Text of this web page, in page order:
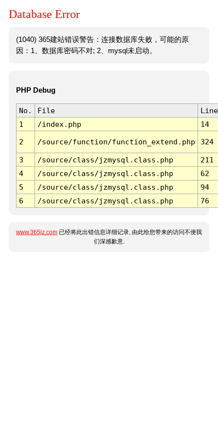
Database Error
(1040) 365建站错误警告：连接数据库失败，可能的原
因：1、数据库密码不对; 2、mysql未启动。
PHP Debug
No. File
Line
1
/index.php 14
2 /source/function/function_extend.php 324
3 /source/class/jzmysql.class.php
211
4
/source/class/jzmysql.class.php
62
5
/source/class/jzmysql.class.php
94
6
/source/class/jzmysql.class.php 76
www.365jz.com 已经将此出错信息详细记录, 由此给您带来的访问不便我
们深感歉意.